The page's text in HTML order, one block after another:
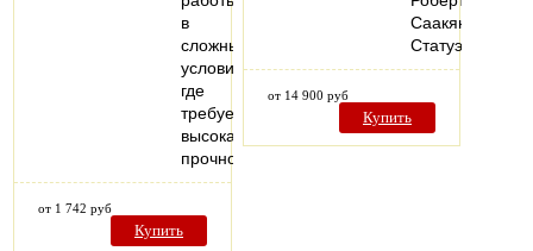
в
сложных
условиях,
где
требуется
высокая
прочность…
от 1 742 руб
Купить
Саакянца.
Статуэтка…
от 14 900 руб
Купить